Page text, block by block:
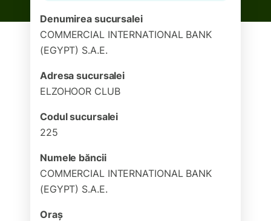
Denumirea sucursalei
COMMERCIAL INTERNATIONAL BANK
(EGYPT) S.A.E.
Adresa sucursalei
ELZOHOOR CLUB
Codul sucursalei
225
Numele băncii
COMMERCIAL INTERNATIONAL BANK
(EGYPT) S.A.E.
Oraș